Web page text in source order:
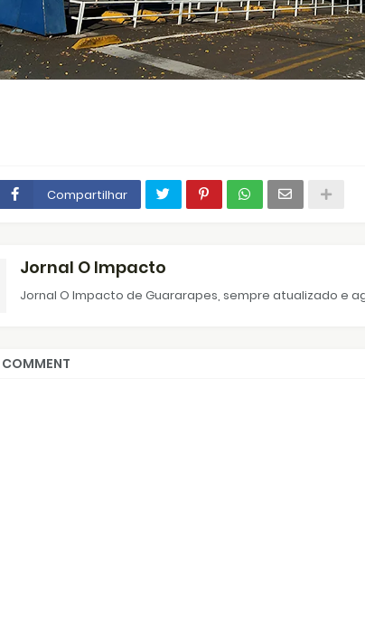
Compartilhar
Jornal O Impacto
Jornal O Impacto de Guararapes, sempre atualizado e